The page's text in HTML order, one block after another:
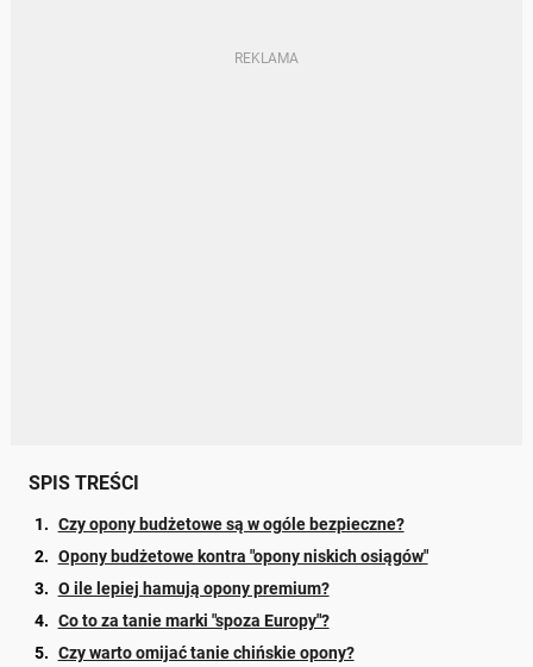
SPIS TREŚCI
Czy opony budżetowe są w ogóle bezpieczne?
Opony budżetowe kontra "opony niskich osiągów"
O ile lepiej hamują opony premium?
Co to za tanie marki "spoza Europy"?
Czy warto omijać tanie chińskie opony?